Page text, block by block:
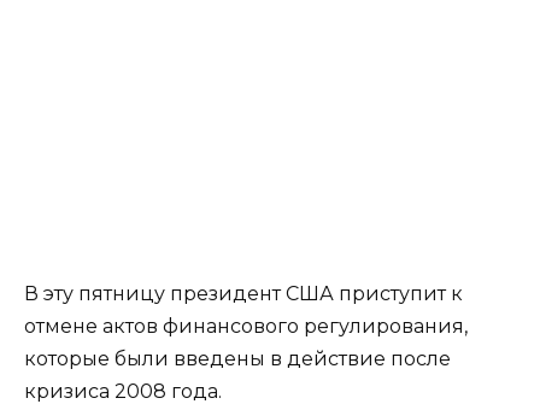
В эту пятницу президент США приступит к
отмене актов финансового регулирования,
которые были введены в действие после
кризиса 2008 года.